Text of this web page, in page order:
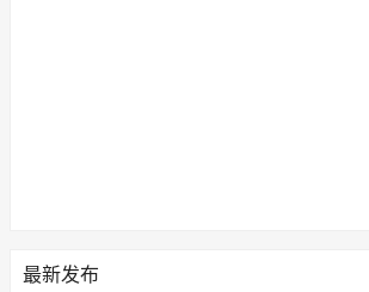
最新发布